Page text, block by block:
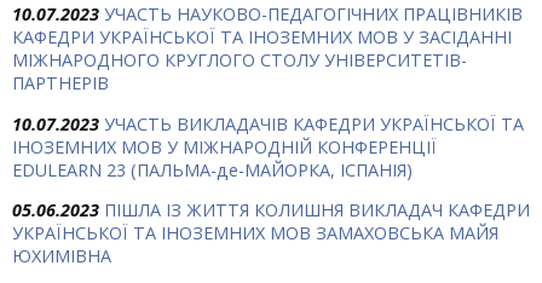
10.07.2023 УЧАСТЬ НАУКОВО-ПЕДАГОГІЧНИХ ПРАЦІВНИКІВ
КАФЕДРИ УКРАЇНСЬКОЇ ТА ІНОЗЕМНИХ МОВ У ЗАСІДАННІ
МІЖНАРОДНОГО КРУГЛОГО СТОЛУ УНІВЕРСИТЕТІВ-
ПАРТНЕРІВ
10.07.2023 УЧАСТЬ ВИКЛАДАЧІВ КАФЕДРИ УКРАЇНСЬКОЇ ТА
ІНОЗЕМНИХ МОВ У МІЖНАРОДНІЙ КОНФЕРЕНЦІЇ
EDULEARN 23 (ПАЛЬМА-де-МАЙОРКА, ІСПАНІЯ)
05.06.2023 ПІШЛА ІЗ ЖИТТЯ КОЛИШНЯ ВИКЛАДАЧ КАФЕДРИ
УКРАЇНСЬКОЇ ТА ІНОЗЕМНИХ МОВ ЗАМАХОВСЬКА МАЙЯ
ЮХИМІВНА